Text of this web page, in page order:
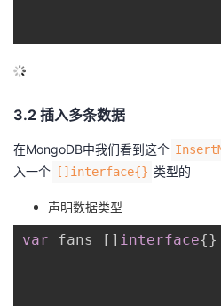
3.2 插入多条数据
在MongoDB中我们看到这个
入一个
[]interface{} 类型的
声明数据类型
var fans [ ] interface{}